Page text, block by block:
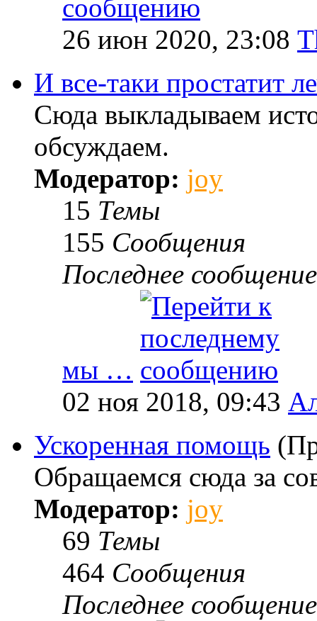
26 июн 2020, 23:08
И все-таки простатит
Сюда выкладываем
обсуждаем.
Модератор: joy
15 Темы
155 Сообщения
Последнее сообщение
мы …
02 ноя 2018, 09:43
Ускоренная помощь
Обращаемся сюда за
Модератор: joy
69 Темы
464 Сообщения
Последнее сообщение